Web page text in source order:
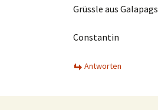
Grüssle aus Galapags
Constantin
Antworten